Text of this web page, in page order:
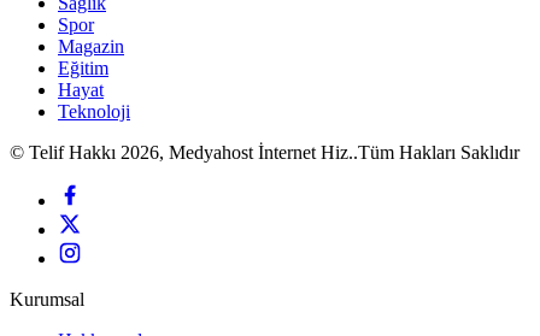
Spor
Magazin
Eğitim
Hayat
Teknoloji
© Telif Hakkı 2026, Medyahost İnternet Hiz..Tüm Hakları Saklıdır
Kurumsal